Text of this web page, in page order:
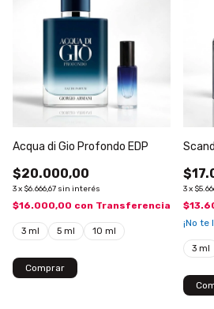
Acqua di Gio Profondo EDP
$20.000,00
3x $6.666,67 sin interés
$16.000,00 con Transferencia
3 ml 5 ml 10 ml
Comprar
3x
¡No
3 ml